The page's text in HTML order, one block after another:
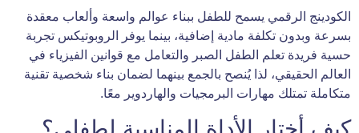
الكودينج الرقمي يسمح للطفل ببناء عوالم واسعة وألعاب معقدة
بسرعة وبدون تكلفة مادية إضافية، بينما يوفر الروبوتيكس تجربة
حسية فريدة تعلم الطفل الصبر والتعامل مع قوانين الفيزياء في
العالم الحقيقي، لذا يُنصح بالجمع بينهما لضمان بناء شخصية تقنية
متكاملة تمتلك مهارات البرمجيات والهاردوير معًا.